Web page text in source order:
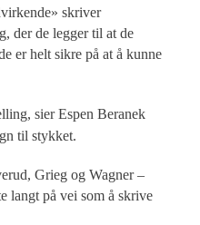
skriver
der de legger til at de
er helt sikre på at å kunne
sier Espen Beranek
til stykket.
Grieg og Wagner –
langt på vei som å skrive